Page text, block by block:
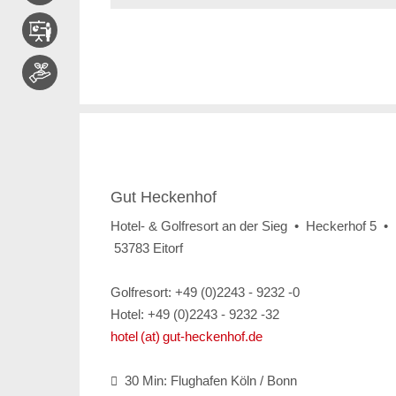
Gut Heckenhof
Hotel- & Golfresort an der Sieg • Heckerhof 5 •
53783 Eitorf
Golfresort: +49 (0)2243 - 9232 -0
Hotel: +49 (0)2243 - 9232 -32
hotel (at) gut-heckenhof.de

30 Min: Flughafen Köln / Bonn